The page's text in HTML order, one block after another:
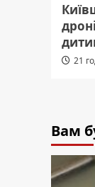
21
Вам